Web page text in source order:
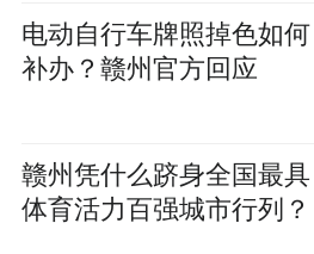
电动自行车牌照掉色如何
补办？赣州官方回应
赣州凭什么跻身全国最具
体育活力百强城市行列？